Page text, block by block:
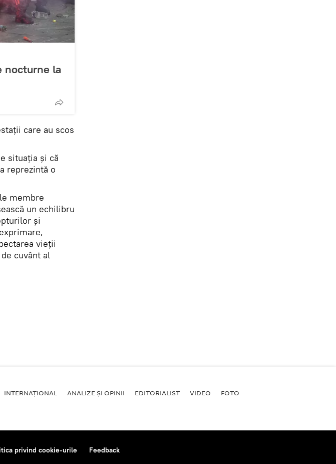
nocturne la
care au scos
situația și că
reprezintă o
membre
un echilibru
şi
vieţii
cuvânt al
INTERNAŢIONAL ANALIZE ȘI OPINII EDITORIALIST VIDEO FOTO
privind cookie-urile Feedback